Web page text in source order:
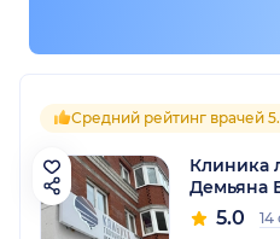
Средний рейтинг врачей
Клиника
Демьяна
5.0 14